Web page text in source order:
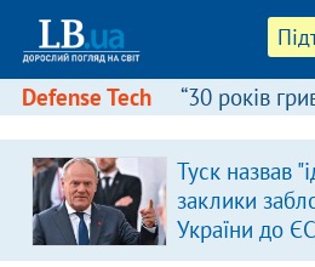
Defense Tech “30 років
Туск назвав
заклики
України до
припинити